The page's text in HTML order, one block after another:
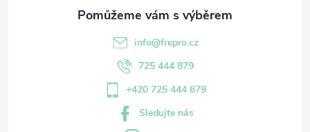
info@frepro.cz
725 444 879
+420 725 444 879
Sledujte nás